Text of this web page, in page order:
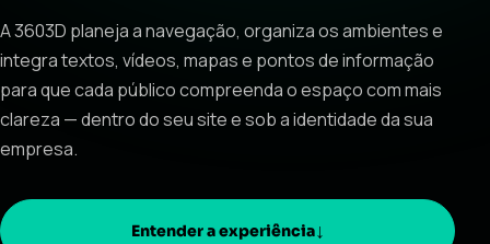
A 3603D planeja a navegação, organiza os ambientes e
integra textos, vídeos, mapas e pontos de informação
para que cada público compreenda o espaço com mais
clareza — dentro do seu site e sob a identidade da sua
empresa.
Entender a experiência↓